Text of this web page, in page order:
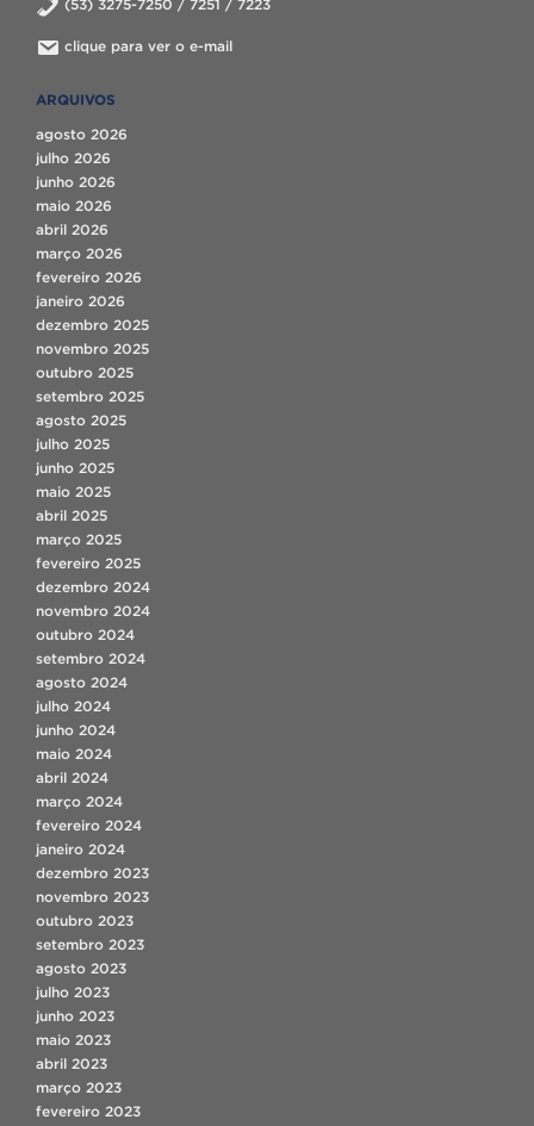
(53) 3275-7250 / 7251 / 7223
clique para ver o e-mail
ARQUIVOS
agosto 2026
julho 2026
junho 2026
maio 2026
abril 2026
março 2026
fevereiro 2026
janeiro 2026
dezembro 2025
novembro 2025
outubro 2025
setembro 2025
agosto 2025
julho 2025
junho 2025
maio 2025
abril 2025
março 2025
fevereiro 2025
dezembro 2024
novembro 2024
outubro 2024
setembro 2024
agosto 2024
julho 2024
junho 2024
maio 2024
abril 2024
março 2024
fevereiro 2024
janeiro 2024
dezembro 2023
novembro 2023
outubro 2023
setembro 2023
agosto 2023
julho 2023
junho 2023
maio 2023
abril 2023
março 2023
fevereiro 2023